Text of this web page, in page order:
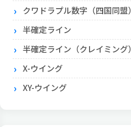
クワドラプル数字（四国同盟）
半確定ライン
半確定ライン（クレイミング）
X-ウイング
XY-ウイング